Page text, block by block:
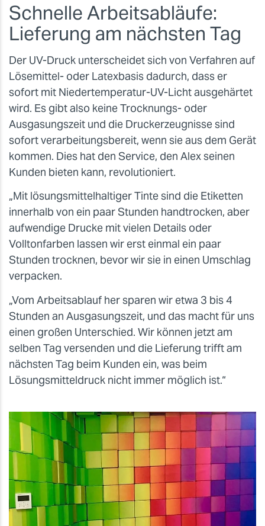
Schnelle Arbeitsabläufe:
Lieferung am nächsten Tag
Der UV-Druck unterscheidet sich von Verfahren auf
Lösemittel- oder Latexbasis dadurch, dass er
sofort mit Niedertemperatur-UV-Licht ausgehärtet
wird. Es gibt also keine Trocknungs- oder
Ausgasungszeit und die Druckerzeugnisse sind
sofort verarbeitungsbereit, wenn sie aus dem Gerät
kommen. Dies hat den Service, den Alex seinen
Kunden bieten kann, revolutioniert.
„Mit lösungsmittelhaltiger Tinte sind die Etiketten
innerhalb von ein paar Stunden handtrocken, aber
aufwendige Drucke mit vielen Details oder
Volltonfarben lassen wir erst einmal ein paar
Stunden trocknen, bevor wir sie in einen Umschlag
verpacken.
„Vom Arbeitsablauf her sparen wir etwa 3 bis 4
Stunden an Ausgasungszeit, und das macht für uns
einen großen Unterschied. Wir können jetzt am
selben Tag versenden und die Lieferung trifft am
nächsten Tag beim Kunden ein, was beim
Lösungsmitteldruck nicht immer möglich ist.“